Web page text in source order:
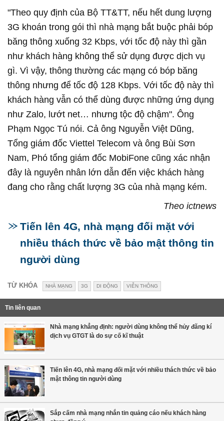
"Theo quy định của Bộ TT&TT, nếu hết dung lượng
3G khoán trong gói thì nhà mạng bắt buộc phải bóp
băng thông xuống 32 Kbps, với tốc độ này thì gần
như khách hàng không thể sử dụng được dịch vụ
gì. Vì vậy, thông thường các mạng có bóp băng
thông nhưng để tốc độ 128 Kbps. Với tốc độ này thì
khách hàng vẫn có thể dùng được những ứng dụng
như Zalo, lướt net… nhưng tộc độ chậm". Ông
Phạm Ngọc Tú nói. Cả ông Nguyễn Việt Dũng,
Tổng giám đốc Viettel Telecom và ông Bùi Sơn
Nam, Phó tổng giám đốc MobiFone cũng xác nhận
đây là nguyên nhân lớn dẫn đến việc khách hàng
đang cho rằng chất lượng 3G của nhà mạng kém.
Theo ictnews
Tiến lên 4G, nhà mạng đối mặt với
nhiều thách thức về bảo mật thông tin
người dùng
TỪ KHÓA NHÀ MẠNG 3G DI ĐỘNG VIỄN THÔNG
Tin liên quan
Nhà mạng khẳng định: người dùng không thể hủy đăng kí
dịch vụ GTGT là do sự cố kĩ thuật
Tiến lên 4G, nhà mạng đối mặt với nhiều thách thức về bảo
mật thông tin người dùng
Sắp cấm nhà mạng nhắn tin quảng cáo nếu khách hàng